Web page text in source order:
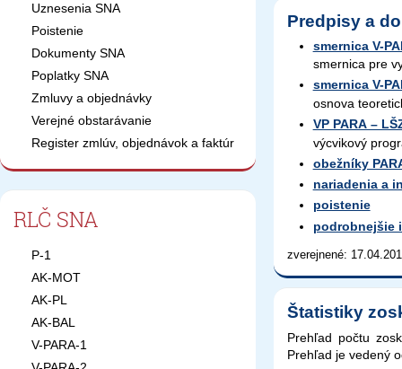
Uznesenia SNA
Poistenie
Dokumenty SNA
Poplatky SNA
Zmluvy a objednávky
Verejné obstarávanie
Register zmlúv, objednávok a faktúr
RLČ SNA
P-1
AK-MOT
AK-PL
AK-BAL
V-PARA-1
Predpisy a
smernica V-
smernica pre
smernica V-
osnova
VP PARA –
výcvikový
obežníky
nariadenia a
poistenie
podrobnejšie
zverejnené:
Štatistiky
Prehľad počtu
Prehľad je vedený